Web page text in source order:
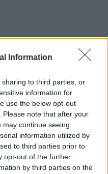
Information
to third parties, or
information for
use the below opt-out
note that after your
continue seeing
information utilized by
to third parties prior to
opt-out of the further
by third parties on the